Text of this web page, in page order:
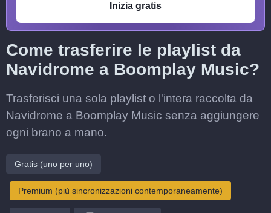
Inizia gratis
Come trasferire le playlist da
Navidrome a Boomplay Music?
Trasferisci una sola playlist o l'intera raccolta da
Navidrome a Boomplay Music senza aggiungere
ogni brano a mano.
Gratis (uno per uno)
Premium (più sincronizzazioni contemporaneamente)